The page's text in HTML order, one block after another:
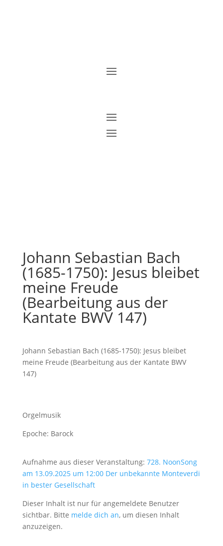
Johann Sebastian Bach
(1685-1750): Jesus bleibet
meine Freude
(Bearbeitung aus der
Kantate BWV 147)
Johann Sebastian Bach (1685-1750): Jesus bleibet
meine Freude (Bearbeitung aus der Kantate BWV
147)
Orgelmusik
Epoche: Barock
Aufnahme aus dieser Veranstaltung: 728. NoonSong
am 13.09.2025 um 12:00 Der unbekannte Monteverdi
in bester Gesellschaft
Dieser Inhalt ist nur für angemeldete Benutzer
sichtbar. Bitte melde dich an, um diesen Inhalt
anzuzeigen.